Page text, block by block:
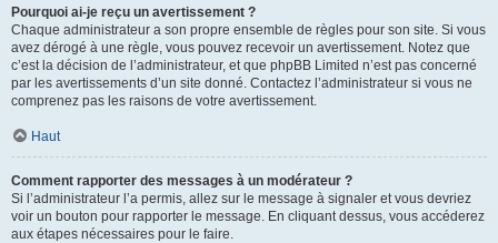
Pourquoi ai-je reçu un avertissement ?
Chaque administrateur a son propre ensemble de règles pour son site. Si vous
avez dérogé à une règle, vous pouvez recevoir un avertissement. Notez que
c’est la décision de l’administrateur, et que phpBB Limited n’est pas concerné
par les avertissements d’un site donné. Contactez l’administrateur si vous ne
comprenez pas les raisons de votre avertissement.
Haut
Comment rapporter des messages à un modérateur ?
Si l’administrateur l’a permis, allez sur le message à signaler et vous devriez
voir un bouton pour rapporter le message. En cliquant dessus, vous accéderez
aux étapes nécessaires pour le faire.